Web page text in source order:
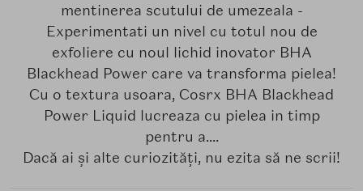
mentinerea scutului de umezeala -
Experimentati un nivel cu totul nou de
exfoliere cu noul lichid inovator BHA
Blackhead Power care va transforma pielea!
Cu o textura usoara, Cosrx BHA Blackhead
Power Liquid lucreaza cu pielea in timp
pentru a....
Dacă ai și alte curiozități, nu ezita să ne scrii!